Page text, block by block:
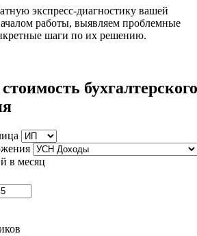
экспресс-диагностику вашей
работы, выявляем проблемные
шаги по их решению.
бухгалтерского
в месяц